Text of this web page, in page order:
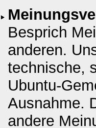
Besprich
anderen.
technische,
Ubuntu-
Ausnahme.
andere